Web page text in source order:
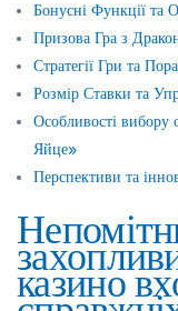
Бонусні Функції та
Призова Гра з
Стратегії Гри та
Розмір Ставки та
Особливості вибору
Яйце»
Перспективи та
казино